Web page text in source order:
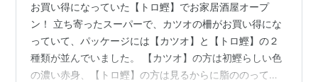
お買い得になっていた【トロ鰹】でお家居酒屋オープ
ン！ 立ち寄ったスーパーで、カツオの柵がお買い得にな
っていて、パッケージには【カツオ】と【トロ鰹】の２
種類が並んでいました。 【カツオ】の方は初鰹らしい色
の濃い赤身、【トロ鰹】の方は見るからに脂ののってい